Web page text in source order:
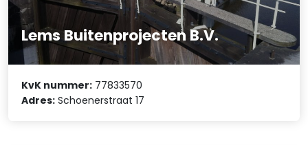
Lems Buitenprojecten B.V.
KvK nummer: 77833570
Adres: Schoenerstraat 17